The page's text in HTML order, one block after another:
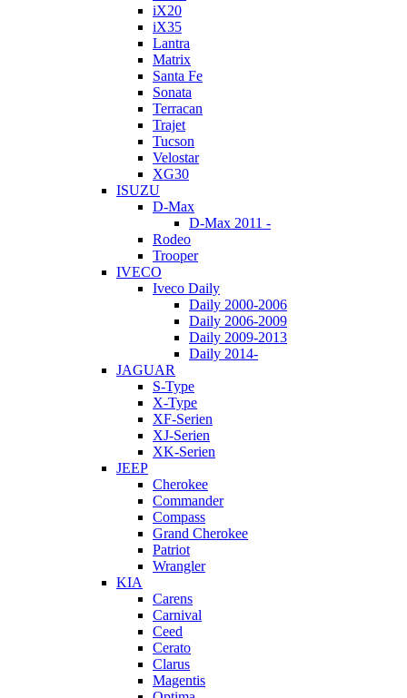
iX20
iX35
Lantra
Matrix
Santa Fe
Sonata
Terracan
Trajet
Tucson
Velostar
XG30
ISUZU
D-Max
D-Max 2011 -
Rodeo
Trooper
IVECO
Iveco Daily
Daily 2000-2006
Daily 2006-2009
Daily 2009-2013
Daily 2014-
JAGUAR
S-Type
X-Type
XF-Serien
XJ-Serien
XK-Serien
JEEP
Cherokee
Commander
Compass
Grand Cherokee
Patriot
Wrangler
KIA
Carens
Carnival
Ceed
Cerato
Clarus
Magentis